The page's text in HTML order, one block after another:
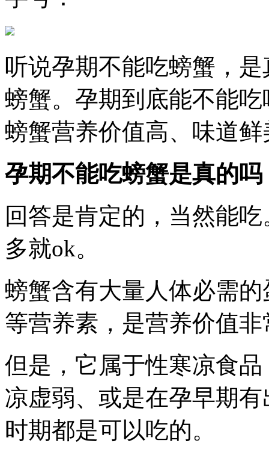
听说孕期不能吃螃蟹，
螃蟹。孕期到底能不能
螃蟹营养价值高、味道
孕期不能吃螃蟹是真的吗
回答是肯定的，当然能
多就ok。
螃蟹含有大量人体必需
等营养素，是营养价值
但是，它属于性寒凉食
凉虚弱、或是在孕早期
时期都是可以吃的。